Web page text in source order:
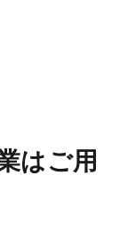
はご用